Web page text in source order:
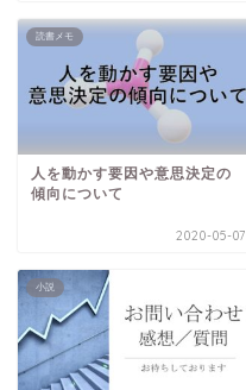
読書メモ
人を動かす要因や意思決定の
傾向について
2020-05-07
小説